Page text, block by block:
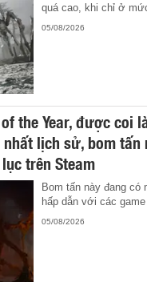
quá cao, khi chỉ ở
05/08/2026
the Year, được coi
lịch sử, bom tấn
trên Steam
Bom tấn này đang
hấp dẫn với các game
05/08/2026